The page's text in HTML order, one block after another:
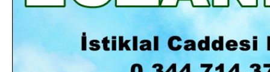
GÖKSUN HAFIZLIK KIZ KUR’AN KURSU